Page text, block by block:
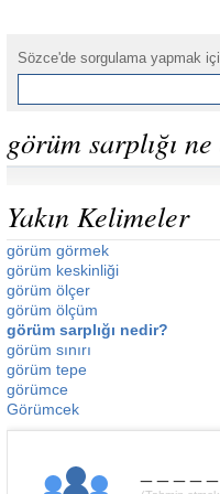
Sözce'de sorgulama yapmak
görüm sarplığı
Yakın Kelimeler
görüm görmek
görüm keskinliği
görüm ölçer
görüm ölçüm
görüm sarplığı nedir?
görüm sınırı
görüm tepe
görümce
Görümcek